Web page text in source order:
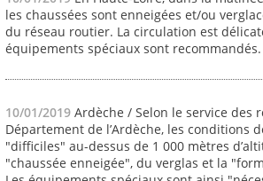
les chaussées sont enneigées et/ou
du réseau routier. La circulation est
équipements spéciaux sont recommandés.
10/01/2019 Ardèche / Selon le service des
Département de l’Ardèche, les conditions
"difficiles" au-dessus de 1 000 mètres
"chaussée enneigée", du verglas et la